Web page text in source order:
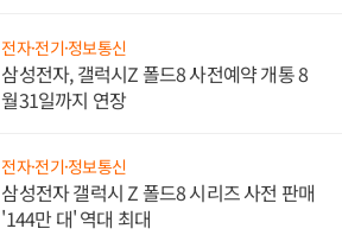
전자·전기·정보통신
삼성전자, 갤럭시Z 폴드8 사전예약 개통 8
월31일까지 연장
전자·전기·정보통신
삼성전자 갤럭시 Z 폴드8 시리즈 사전 판매
'144만 대' 역대 최대